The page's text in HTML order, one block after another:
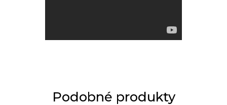
Podobné produkty